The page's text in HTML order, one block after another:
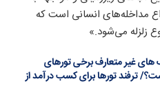
مداخله‌های انسانی است که
زلزله می‌شود.»
غیر متعارف برخی تورهای
ترفند تورها برای کسب درآمد از